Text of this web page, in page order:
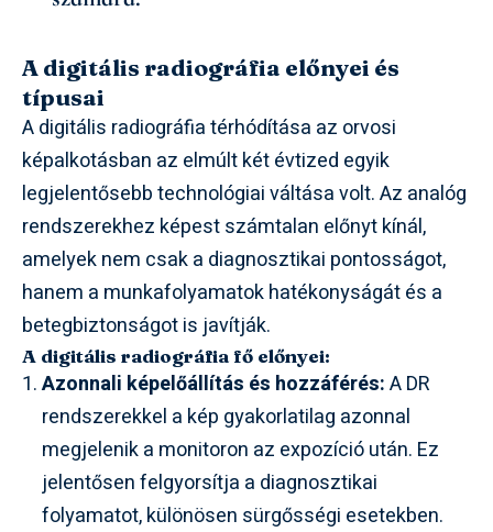
A digitális radiográfia előnyei és
típusai
A digitális radiográfia térhódítása az orvosi
képalkotásban az elmúlt két évtized egyik
legjelentősebb technológiai váltása volt. Az analóg
rendszerekhez képest számtalan előnyt kínál,
amelyek nem csak a diagnosztikai pontosságot,
hanem a munkafolyamatok hatékonyságát és a
betegbiztonságot is javítják.
A digitális radiográfia fő előnyei:
Azonnali képelőállítás és hozzáférés:A DR
rendszerekkel a kép gyakorlatilag azonnal
megjelenik a monitoron az expozíció után. Ez
jelentősen felgyorsítja a diagnosztikai
folyamatot, különösen sürgősségi esetekben.